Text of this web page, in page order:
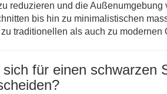
reduzieren und die
bis hin zu minimalistischen
traditionellen als auch zu modernen
für einen schwarzen